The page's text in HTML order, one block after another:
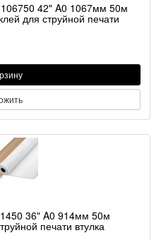
42" A0 1067мм 50м
для струйной печати
36" A0 914мм 50м
печати втулка